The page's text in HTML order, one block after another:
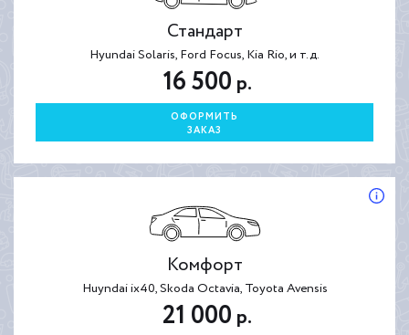
Стандарт
Hyundai Solaris, Ford Focus, Kia Rio, и т.д.
16 500 р.
ОФОРМИТЬ
ЗАКАЗ
Комфорт
Huyndai ix40, Skoda Octavia, Toyota Avensis
21 000 р.